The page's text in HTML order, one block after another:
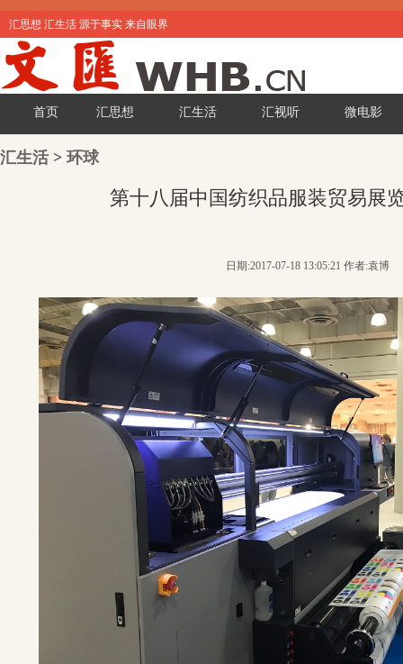
汇思想 汇生活 源于事实 来自眼界
首页 汇思想 汇生活 汇视听 微电影
汇生活> 环球
第十八届中国纺织品服装贸易展
日期:2017-07-18 13:05:21 作者:袁博